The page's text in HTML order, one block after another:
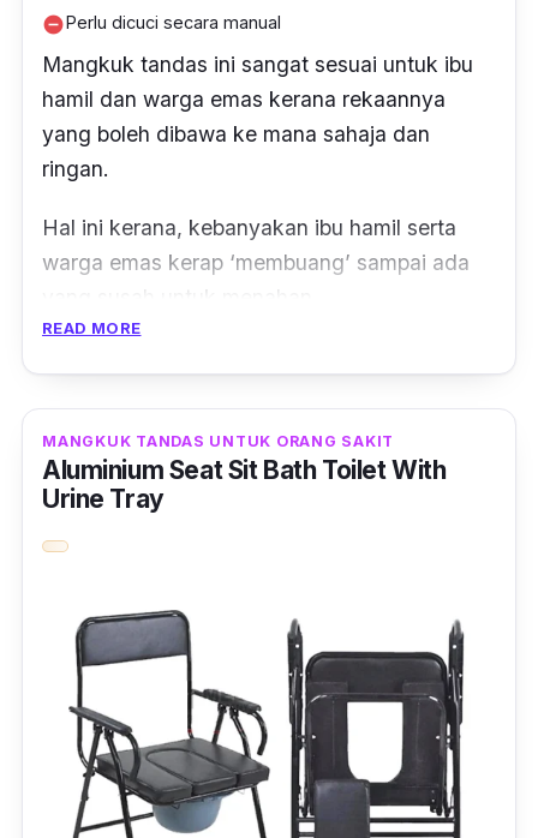
remove_circlePerlu dicuci secara manual
Mangkuk tandas ini sangat sesuai untuk ibu
hamil dan warga emas kerana rekaannya
yang boleh dibawa ke mana sahaja dan
ringan.
Hal ini kerana, kebanyakan ibu hamil serta
warga emas kerap ‘membuang’ sampai ada
yang susah untuk menahan.
Jangan risau, mangkuk tandas ini mempunyai
anti-slip rubber
mereka tidak akan tergelincir sewaktu
Mangkuk tandas ini juga mampu menampung
sehingga 150kg muatan dalam satu masa.
Menariknya lagi, mangkuk tandas ini
mempunyai tempat letak handphone serta
pemegang tisu tandas untuk kemudahan
READ MORE
MANGKUK TANDAS UNTUK ORANG SAKIT
Aluminium Seat Sit Bath Toilet With
Urine Tray